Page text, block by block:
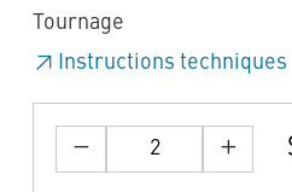
Tournage
Instructions techniques